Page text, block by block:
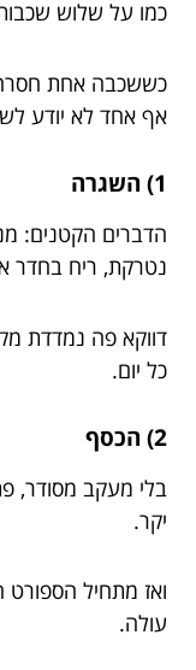
כמו על שלוש שכבות
כששכבה אחת חסרה
אף אחד לא יודע
1) השגרה
הדברים הקטנים:
נטרקת, ריח בחדר
דווקא פה נמדדת
כל יום.
2) הכסף
בלי מעקב מסודר,
יקר.
ואז מתחיל
עולה.